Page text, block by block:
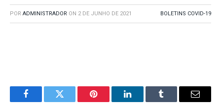
POR ADMINISTRADOR ON 2 DE JUNHO DE 2021 BOLETINS COVID-19
FacebookTwitter Pinterest LinkedInTumblr
E-